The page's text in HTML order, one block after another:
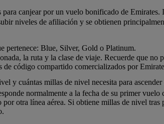
canjear por un vuelo bonificado de Emirates.
niveles de afiliación y se obtienen
pertenece: Blue, Silver, Gold o Platinum.
y cuántas millas de nivel necesita para
la ruta y la clase de viaje. Recuerde que no
código compartido comercializados por
normalmente a la fecha de su primer
otra línea aérea. Si obtiene millas de nivel tras